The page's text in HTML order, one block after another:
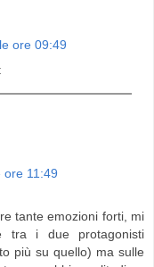
ore 09:49
ore 11:49
tante emozioni forti, mi
tra i due protagonisti
più su quello) ma sulle